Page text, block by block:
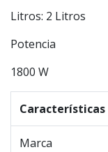
Litros: 2 Litros
Potencia
1800 W
Características
Marca